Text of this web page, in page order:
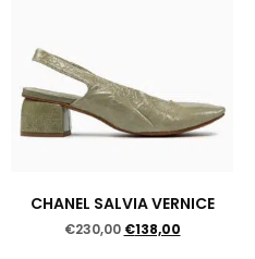
CHANEL SALVIA VERNICE
€230,00 €138,00